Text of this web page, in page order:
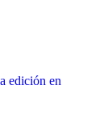
edición en